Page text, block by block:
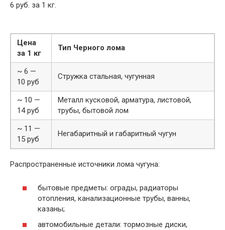
6 руб. за 1 кг.
Цена
за 1 кг
Тип Черного лома
~ 6 —
10 руб
Стружка стальная, чугунная
~ 10 —
14 руб
Металл кусковой, арматура, листовой,
трубы, бытовой лом
~ 11 —
15 руб
Негабаритный и габаритный чугун
Распространенные источники лома чугуна:
бытовые предметы: ограды, радиаторы
отопления, канализационные трубы, ванны,
казаны;
автомобильные детали: тормозные диски,